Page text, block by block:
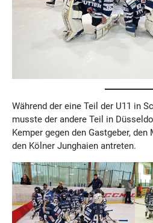
Während der eine Teil der U11 in
musste der andere Teil in
Kemper gegen den Gastgeber,
den Kölner Junghaien antreten.